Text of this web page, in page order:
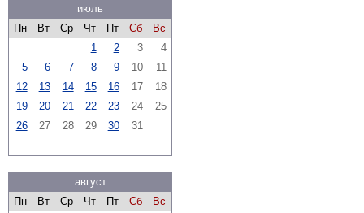
июль
Пн
Вт Ср Чт Пт Сб
Вс
1
2 3
4
5
6 7 8 9 10
11
12
13 14 15 16 17
18
19
20 21 22 23 24
25
26
27 28 29 30 31
август
Пн
Вт Ср Чт Пт Сб
Вс